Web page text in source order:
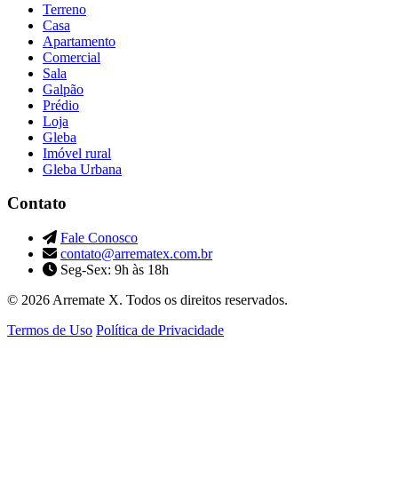
Terreno
Casa
Apartamento
Comercial
Sala
Galpão
Prédio
Loja
Gleba
Imóvel rural
Gleba Urbana
Contato
Fale Conosco
contato@arrematex.com.br
Seg-Sex: 9h às 18h
© 2026 Arremate X. Todos os direitos reservados.
Termos de Uso Política de Privacidade